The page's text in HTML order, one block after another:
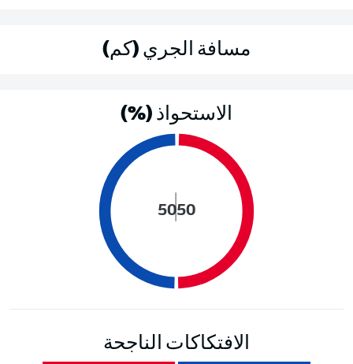
مسافة الجري (كم)
الاستحواذ (%)
50
50
الافتكاكات الناجحة